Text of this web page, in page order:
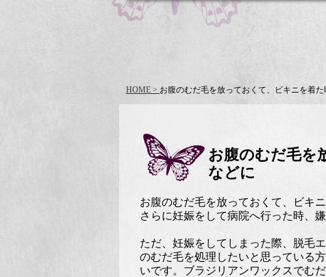
HOME > お腹のむだ毛を放っておくて、ビキニを着た
お腹のむだ毛を
などに
お腹のむだ毛を放っておくて、ビキ
さらに妊娠をして病院へ行った時、
ただ、妊娠をしてしまった際、脱毛
のむだ毛を処理したいと思っている
いです。ブラジリアンワックスでむ